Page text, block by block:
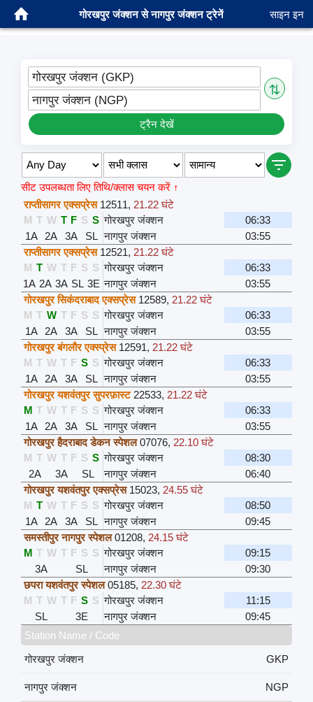
गोरखपुर जंक्शन से नागपुर जंक्शन ट्रेनें साइन इन
गोरखपुर जंक्शन (GKP)
⇅
नागपुर जंक्शन (NGP)
ट्रैन देखें
सीट उपलब्धता लिए तिथि/क्लास चयन करें ↑
राप्तीसागर एक्सप्रेस 12511, 21.22 घंटे
M T W T F S S गोरखपुर जंक्शन
06:33
1A
2A 3A SL नागपुर जंक्शन
03:55
राप्तीसागर एक्सप्रेस 12521, 21.22 घंटे
M T W T F S S गोरखपुर जंक्शन
06:33
1A 2A 3A SL 3E नागपुर जंक्शन
03:55
गोरखपुर सिकंदराबाद एक्सप्रेस 12589, 21.22 घंटे
M T W T F S S गोरखपुर जंक्शन
06:33
1A
2A 3A SL नागपुर जंक्शन
03:55
गोरखपुर बंगलौर एक्स्प्रेस 12591, 21.22 घंटे
M T W T F S S गोरखपुर जंक्शन
06:33
1A
2A 3A SL नागपुर जंक्शन
03:55
गोरखपुर यशवंतपुर सुपरफ़ास्ट 22533, 21.22 घंटे
M T W T F S S गोरखपुर जंक्शन
06:33
1A
2A 3A SL नागपुर जंक्शन
03:55
गोरखपुर हैदराबाद डेकन स्पेशल 07076, 22.10 घंटे
M T W T F S S गोरखपुर जंक्शन
08:30
2A
3A SL नागपुर जंक्शन
06:40
गोरखपुर यशवंतपुर एक्सप्रेस 15023, 24.55 घंटे
M T W T F S S गोरखपुर जंक्शन
08:50
1A
2A 3A SL नागपुर जंक्शन
09:45
समस्तीपुर नागपुर स्पेशल 01208, 24.15 घंटे
M T W T F S S गोरखपुर जंक्शन
09:15
3A
SL नागपुर जंक्शन
09:30
छपरा यशवंतपुर स्पेशल 05185, 22.30 घंटे
M T W T F S S गोरखपुर जंक्शन
11:15
SL
3E नागपुर जंक्शन
09:45
Station Name / Code
गोरखपुर जंक्शन
GKP
नागपुर जंक्शन
NGP